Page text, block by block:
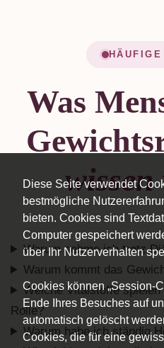
Diese Seite verwendet
bestmögliche
bieten. Cookies sind
Computer gespeichert
über Ihr Nutzerverhalten
Cookies können „Session-
Ende Ihres Besuches auf
automatisch gelöscht
Cookies, die für eine
HÄUFIGE
Was
Warum nehme ich trotz
Warum kommt das
Welche Vitalstoffe spielen
Rolle?
Warum habe ich ständig